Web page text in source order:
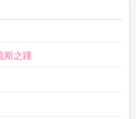
百度
爱意晋江
免费阅读
阅读
斯之踵